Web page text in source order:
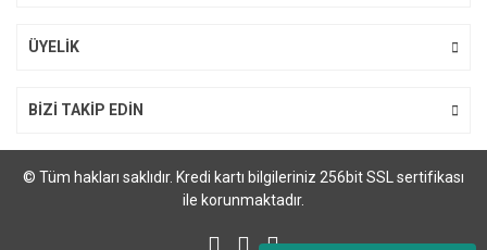
ÜYELİK
BİZİ TAKİP EDİN
© Tüm hakları saklıdır. Kredi kartı bilgileriniz 256bit SSL sertifikası
ile korunmaktadır.